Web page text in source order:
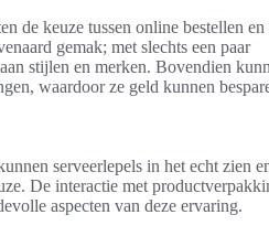
de keuze tussen online bestellen en
gemak; met slechts een paar
stijlen en merken. Bovendien
waardoor ze geld kunnen
serveerlepels in het echt zien
De interactie met
aspecten van deze ervaring.